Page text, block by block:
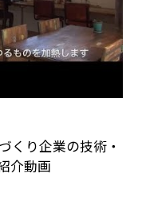
くり企業の技術・
介動画